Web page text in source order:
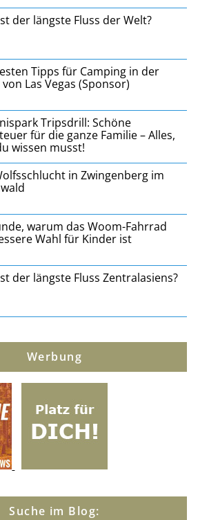
der längste Fluss der Welt?
Tipps für Camping in der
Las Vegas (Sponsor)
Tripsdrill: Schöne
für die ganze Familie – Alles,
wissen musst!
in Zwingenberg im
warum das Woom-Fahrrad
Wahl für Kinder ist
der längste Fluss Zentralasiens?
Werbung
Suche im Blog: